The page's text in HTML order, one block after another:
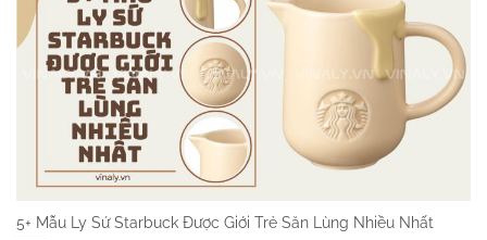
5+ Mẫu Ly Sứ Starbuck Được Giới Trẻ Săn Lùng Nhiều Nhất